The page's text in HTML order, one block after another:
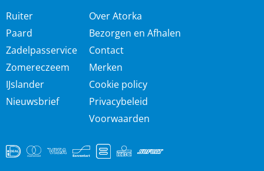
Ruiter
Paard
Zadelpasservice
Zomereczeem
IJslander
Nieuwsbrief
Over Atorka
Bezorgen en Afhalen
Contact
Merken
Cookie policy
Privacybeleid
Voorwaarden